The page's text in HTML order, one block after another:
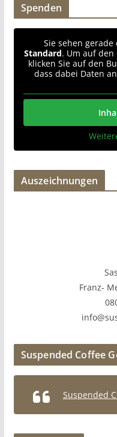
Spenden
Sie sehen
Standard. Um auf
klicken Sie auf den
dass dabei Daten
Auszeichnungen
Franz-
Suspended Coffee
Suspended